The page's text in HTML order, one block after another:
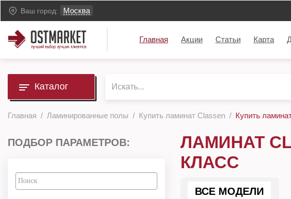
Ваш город: Москва
Главная Акции Статьи Карта
Каталог
Главная Ламинированные полы Купить ламинат Classen Купить
ПОДБОР ПАРАМЕТРОВ:
ЛАМИНАТ
КЛАСС
ВСЕ МОДЕЛИ